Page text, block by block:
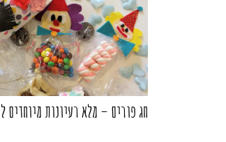
חג פורים – מלא רעיונות מיוחדים